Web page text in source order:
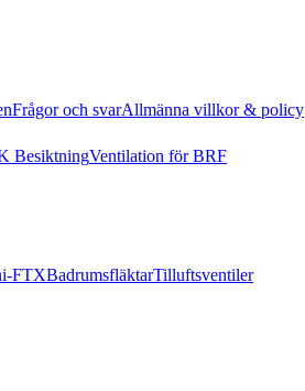
Frågor och svarAllmänna villkor & policy
BesiktningVentilation för BRF
FTXBadrumsfläktarTilluftsventiler